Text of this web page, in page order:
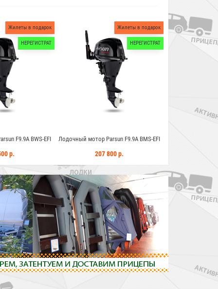
Жилеты в подарок
НЕРЕГИСТРАТ
Parsun F9.9A BMS-EFI
207 800 р.
Жилеты в подарок
НЕРЕГИСТРАТ
Лодочный мотор Parsun F9.9PRO FWS
216 500 р.